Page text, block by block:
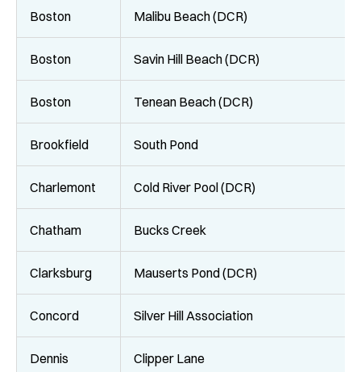
Boston Malibu Beach (DCR)
Boston Savin Hill Beach (DCR)
Boston Tenean Beach (DCR)
Brookfield South Pond
Charlemont Cold River Pool (DCR)
Chatham Bucks Creek
Clarksburg Mauserts Pond (DCR)
Concord Silver Hill Association
Dennis Clipper Lane